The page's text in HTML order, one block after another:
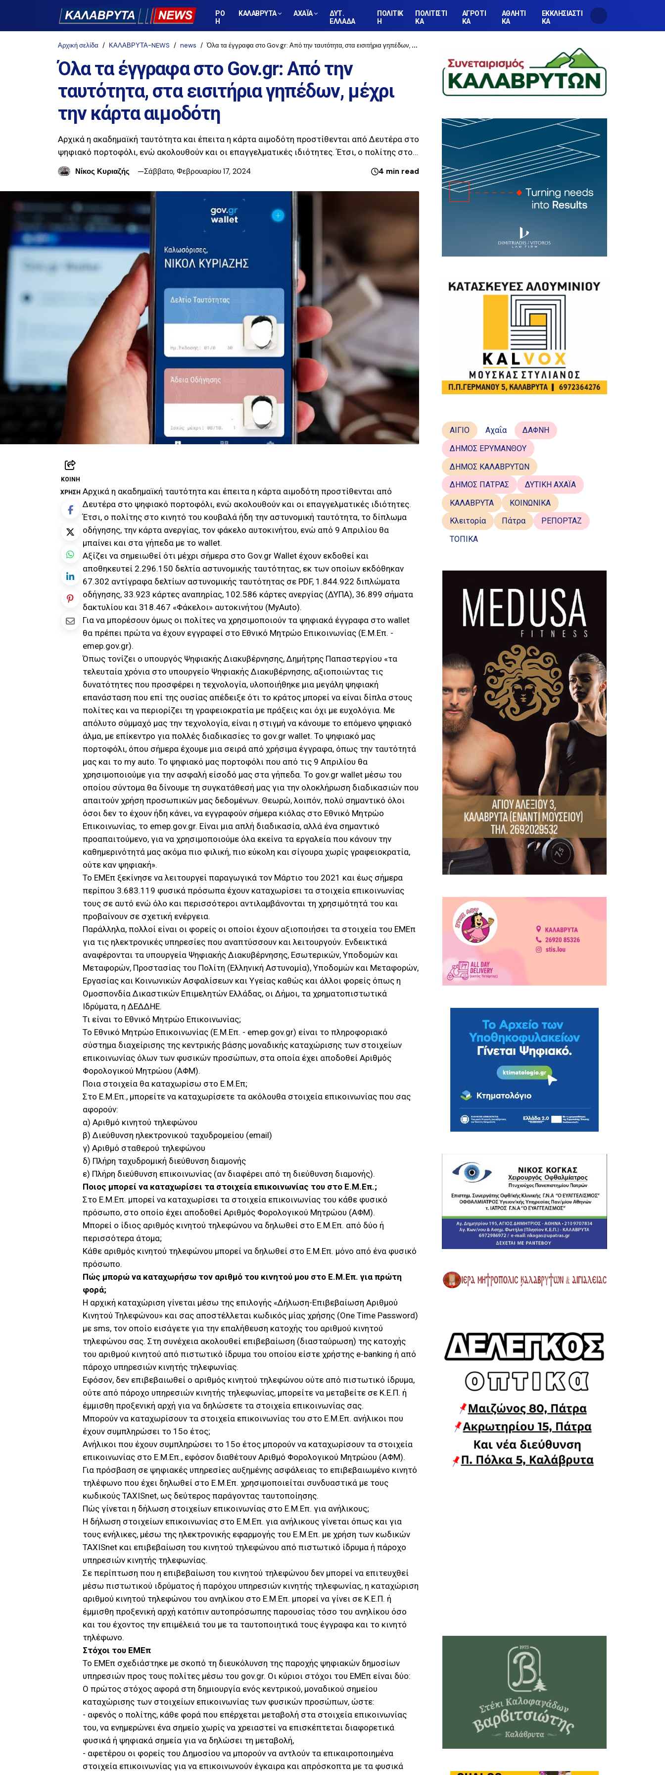
ΡΟ
Η
ΚΑΛΑΒΡΥΤΑ ΑΧΑΪΑ
ΔΥΤ.
ΕΛΛΑΔΑ
ΠΟΛΙΤΙΚ
Η
ΠΟΛΙΤΙΣΤΙ
ΚΑ
ΑΓΡΟΤΙ
ΚΑ
ΑΘΛΗΤΙ
ΚΑ
ΕΚΚΛΗΣΙΑΣΤΙ
ΚΑ
Αρχική σελίδα ΚΑΛΑΒΡΥΤΑ-NEWS news Όλα τα έγγραφα στο Gov.gr: Από την ταυτότητα, στα εισιτήρια γηπέδων, μέχρι την κάρτα αιμοδότη
Όλα τα έγγραφα στο Gov.gr: Από την
ταυτότητα, στα εισιτήρια γηπέδων, μέχρι
την κάρτα αιμοδότη
Αρχικά η ακαδημαϊκή ταυτότητα και έπειτα η κάρτα αιμοδότη προστίθενται από Δευτέρα στο
ψηφιακό πορτοφόλι, ενώ ακολουθούν και οι επαγγελματικές ιδιότητες. Έτσι, ο πολίτης στο…
Νίκος Κυριαζής
Σάββατο, Φεβρουαρίου 17, 2024 4 min read
ΚΟΙΝΉ
ΧΡΉΣΗ Αρχικά η ακαδημαϊκή ταυτότητα και έπειτα η κάρτα αιμοδότη προστίθενται από
Δευτέρα στο ψηφιακό πορτοφόλι, ενώ ακολουθούν και οι επαγγελματικές ιδιότητες.
Έτσι, ο πολίτης στο κινητό του κουβαλά ήδη την αστυνομική ταυτότητα, το δίπλωμα
οδήγησης, την κάρτα ανεργίας, τον φάκελο αυτοκινήτου, ενώ από 9 Απριλίου θα
μπαίνει και στα γήπεδα με το wallet.
Αξίζει να σημειωθεί ότι μέχρι σήμερα στο Gov.gr Wallet έχουν εκδοθεί και
αποθηκευτεί 2.296.150 δελτία αστυνομικής ταυτότητας, εκ των οποίων εκδόθηκαν
67.302 αντίγραφα δελτίων αστυνομικής ταυτότητας σε PDF, 1.844.922 διπλώματα
οδήγησης, 33.923 κάρτες αναπηρίας, 102.586 κάρτες ανεργίας (ΔΥΠΑ), 36.899 σήματα
δακτυλίου και 318.467 «Φάκελοι» αυτοκινήτου (MyAuto).
Για να μπορέσουν όμως οι πολίτες να χρησιμοποιούν τα ψηφιακά έγγραφα στο wallet
θα πρέπει πρώτα να έχουν εγγραφεί στο Εθνικό Μητρώο Επικοινωνίας (Ε.Μ.Επ. -
emep.gov.gr).
Όπως τονίζει ο υπουργός Ψηφιακής Διακυβέρνησης, Δημήτρης Παπαστεργίου «τα
τελευταία χρόνια στο υπουργείο Ψηφιακής Διακυβέρνησης, αξιοποιώντας τις
δυνατότητες που προσφέρει η τεχνολογία, υλοποιήθηκε μια μεγάλη ψηφιακή
επανάσταση που επί της ουσίας απέδειξε ότι το κράτος μπορεί να είναι δίπλα στους
πολίτες και να περιορίζει τη γραφειοκρατία με πράξεις και όχι με ευχολόγια. Με
απόλυτο σύμμαχό μας την τεχνολογία, είναι η στιγμή να κάνουμε το επόμενο ψηφιακό
άλμα, με επίκεντρο για πολλές διαδικασίες το gov.gr wallet. Το ψηφιακό μας
πορτοφόλι, όπου σήμερα έχουμε μια σειρά από χρήσιμα έγγραφα, όπως την ταυτότητά
μας και το my auto. Το ψηφιακό μας πορτοφόλι που από τις 9 Απριλίου θα
χρησιμοποιούμε για την ασφαλή είσοδό μας στα γήπεδα. Το gov.gr wallet μέσω του
οποίου σύντομα θα δίνουμε τη συγκατάθεσή μας για την ολοκλήρωση διαδικασιών που
απαιτούν χρήση προσωπικών μας δεδομένων. Θεωρώ, λοιπόν, πολύ σημαντικό όλοι
όσοι δεν το έχουν ήδη κάνει, να εγγραφούν σήμερα κιόλας στο Εθνικό Μητρώο
Επικοινωνίας, το emep.gov.gr. Είναι μια απλή διαδικασία, αλλά ένα σημαντικό
προαπαιτούμενο, για να χρησιμοποιούμε όλα εκείνα τα εργαλεία που κάνουν την
καθημερινότητά μας ακόμα πιο φιλική, πιο εύκολη και σίγουρα χωρίς γραφειοκρατία,
ούτε καν ψηφιακή».
Το ΕΜΕπ ξεκίνησε να λειτουργεί παραγωγικά τον Μάρτιο του 2021 και έως σήμερα
περίπου 3.683.119 φυσικά πρόσωπα έχουν καταχωρίσει τα στοιχεία επικοινωνίας
τους σε αυτό ενώ όλο και περισσότεροι αντιλαμβάνονται τη χρησιμότητά του και
προβαίνουν σε σχετική ενέργεια.
Παράλληλα, πολλοί είναι οι φορείς οι οποίοι έχουν αξιοποιήσει τα στοιχεία του ΕΜΕπ
για τις ηλεκτρονικές υπηρεσίες που αναπτύσσουν και λειτουργούν. Ενδεικτικά
αναφέρονται τα υπουργεία Ψηφιακής Διακυβέρνησης, Εσωτερικών, Υποδομών και
Μεταφορών, Προστασίας του Πολίτη (Ελληνική Αστυνομία), Υποδομών και Μεταφορών,
Εργασίας και Κοινωνικών Ασφαλίσεων και Υγείας καθώς και άλλοι φορείς όπως η
Ομοσπονδία Δικαστικών Επιμελητών Ελλάδας, οι Δήμοι, τα χρηματοπιστωτικά
Ιδρύματα, η ΔΕΔΔΗΕ.
Τι είναι το Εθνικό Μητρώο Επικοινωνίας;
Το Εθνικό Μητρώο Επικοινωνίας (Ε.Μ.Επ. - emep.gov.gr) είναι το πληροφοριακό
σύστημα διαχείρισης της κεντρικής βάσης μοναδικής καταχώρισης των στοιχείων
επικοινωνίας όλων των φυσικών προσώπων, στα οποία έχει αποδοθεί Αριθμός
Φορολογικού Μητρώου (ΑΦΜ).
Ποια στοιχεία θα καταχωρίσω στο Ε.Μ.Επ;
Στο Ε.Μ.Επ., μπορείτε να καταχωρίσετε τα ακόλουθα στοιχεία επικοινωνίας που σας
αφορούν:
α) Αριθμό κινητού τηλεφώνου
β) Διεύθυνση ηλεκτρονικού ταχυδρομείου (email)
γ) Αριθμό σταθερού τηλεφώνου
δ) Πλήρη ταχυδρομική διεύθυνση διαμονής
ε) Πλήρη διεύθυνση επικοινωνίας (αν διαφέρει από τη διεύθυνση διαμονής).
Ποιος μπορεί να καταχωρίσει τα στοιχεία επικοινωνίας του στο Ε.Μ.Επ.;
Στο Ε.Μ.Επ. μπορεί να καταχωρίσει τα στοιχεία επικοινωνίας του κάθε φυσικό
πρόσωπο, στο οποίο έχει αποδοθεί Αριθμός Φορολογικού Μητρώου (ΑΦΜ).
Μπορεί ο ίδιος αριθμός κινητού τηλεφώνου να δηλωθεί στο Ε.Μ.Επ. από δύο ή
περισσότερα άτομα;
Κάθε αριθμός κινητού τηλεφώνου μπορεί να δηλωθεί στο Ε.Μ.Επ. μόνο από ένα φυσικό
πρόσωπο.
Πώς μπορώ να καταχωρήσω τον αριθμό του κινητού μου στο Ε.Μ.Επ. για πρώτη
φορά;
Η αρχική καταχώριση γίνεται μέσω της επιλογής «Δήλωση-Επιβεβαίωση Αριθμού
Κινητού Τηλεφώνου» και σας αποστέλλεται κωδικός μίας χρήσης (One Time Password)
με sms, τον οποίο εισάγετε για την επαλήθευση κατοχής του αριθμού κινητού
τηλεφώνου σας. Στη συνέχεια ακολουθεί επιβεβαίωση (διασταύρωση) της κατοχής
του αριθμού κινητού από πιστωτικό ίδρυμα του οποίου είστε χρήστης e-banking ή από
πάροχο υπηρεσιών κινητής τηλεφωνίας.
Εφόσον, δεν επιβεβαιωθεί ο αριθμός κινητού τηλεφώνου ούτε από πιστωτικό ίδρυμα,
ούτε από πάροχο υπηρεσιών κινητής τηλεφωνίας, μπορείτε να μεταβείτε σε Κ.Ε.Π. ή
έμμισθη προξενική αρχή για να δηλώσετε τα στοιχεία επικοινωνίας σας.
Μπορούν να καταχωρίσουν τα στοιχεία επικοινωνίας του στο Ε.Μ.Επ. ανήλικοι που
έχουν συμπληρώσει το 15ο έτος;
Ανήλικοι που έχουν συμπληρώσει το 15ο έτος μπορούν να καταχωρίσουν τα στοιχεία
επικοινωνίας στο Ε.Μ.Επ., εφόσον διαθέτουν Αριθμό Φορολογικού Μητρώου (ΑΦΜ).
Για πρόσβαση σε ψηφιακές υπηρεσίες αυξημένης ασφάλειας το επιβεβαιωμένο κινητό
τηλέφωνο που έχει δηλωθεί στο Ε.Μ.Επ. χρησιμοποιείται συνδυαστικά με τους
κωδικούς TAXISnet, ως δεύτερος παράγοντας ταυτοποίησης.
Πώς γίνεται η δήλωση στοιχείων επικοινωνίας στο Ε.Μ.Επ. για ανήλικους;
Η δήλωση στοιχείων επικοινωνίας στο Ε.Μ.Επ. για ανήλικους γίνεται όπως και για
τους ενήλικες, μέσω της ηλεκτρονικής εφαρμογής του Ε.Μ.Επ. με χρήση των κωδικών
TAXISnet και επιβεβαίωση του κινητού τηλεφώνου από πιστωτικό ίδρυμα ή πάροχο
υπηρεσιών κινητής τηλεφωνίας.
Σε περίπτωση που η επιβεβαίωση του κινητού τηλεφώνου δεν μπορεί να επιτευχθεί
μέσω πιστωτικού ιδρύματος ή παρόχου υπηρεσιών κινητής τηλεφωνίας, η καταχώριση
αριθμού κινητού τηλεφώνου του ανηλίκου στο Ε.Μ.Επ. μπορεί να γίνει σε Κ.Ε.Π. ή
έμμισθη προξενική αρχή κατόπιν αυτοπρόσωπης παρουσίας τόσο του ανηλίκου όσο
και του έχοντος την επιμέλειά του με τα ταυτοποιητικά τους έγγραφα και το κινητό
τηλέφωνο.
Στόχοι του ΕΜΕπ
Το ΕΜΕπ σχεδιάστηκε με σκοπό τη διευκόλυνση της παροχής ψηφιακών δημοσίων
υπηρεσιών προς τους πολίτες μέσω του gov.gr. Οι κύριοι στόχοι του ΕΜΕπ είναι δύο:
Ο πρώτος στόχος αφορά στη δημιουργία ενός κεντρικού, μοναδικού σημείου
καταχώρισης των στοιχείων επικοινωνίας των φυσικών προσώπων, ώστε:
- αφενός ο πολίτης, κάθε φορά που επέρχεται μεταβολή στα στοιχεία επικοινωνίας
του, να ενημερώνει ένα σημείο χωρίς να χρειαστεί να επισκέπτεται διαφορετικά
φυσικά ή ψηφιακά σημεία για να δηλώσει τη μεταβολή,
- αφετέρου οι φορείς του Δημοσίου να μπορούν να αντλούν τα επικαιροποιημένα
στοιχεία επικοινωνίας για να επικοινωνούν έγκαιρα και απρόσκοπτα με τα φυσικά
ΑΙΓΙΟ Αχαΐα
ΔΑΦΝΗ
ΔΗΜΟΣ ΕΡΥΜΑΝΘΟΥ
ΔΗΜΟΣ ΚΑΛΑΒΡΥΤΩΝ
ΔΗΜΟΣ ΠΑΤΡΑΣ
ΔΥΤΙΚΗ ΑΧΑΪΑ
ΚΑΛΑΒΡΥΤΑ
ΚΟΙΝΩΝΙΚΑ
Κλειτορία
Πάτρα
ΡΕΠΟΡΤΑΖ
ΤΟΠΙΚΑ